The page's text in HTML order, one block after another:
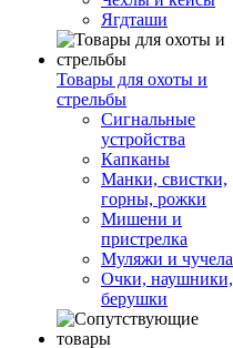
Ягдташи
Товары для охоты и
стрельбы
Сигнальные
устройства
Капканы
Манки, свистки,
горны, рожки
Мишени и
пристрелка
Муляжи и чучела
Очки, наушники,
берушки